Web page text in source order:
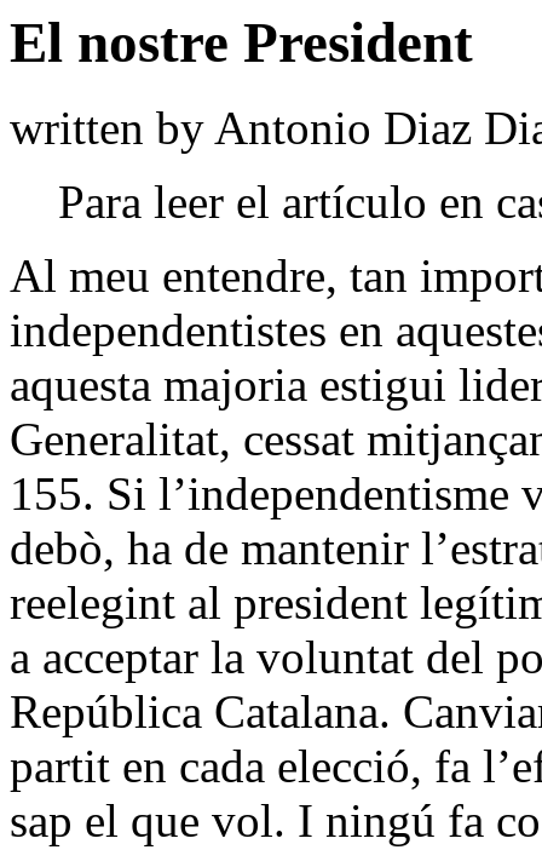
El nostre President
written by Antonio Diaz
Para leer el artículo en
Al meu entendre, tan
independentistes en
aquesta majoria estigui
Generalitat, cessat
155. Si l’independentisme
debò, ha de mantenir
reelegint al president
a acceptar la voluntat del
República Catalana.
partit en cada elecció, fa
sap el que vol. I ningú fa